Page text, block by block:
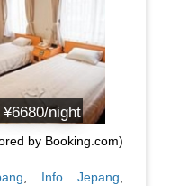
night
by Booking.com)
Info Jepang